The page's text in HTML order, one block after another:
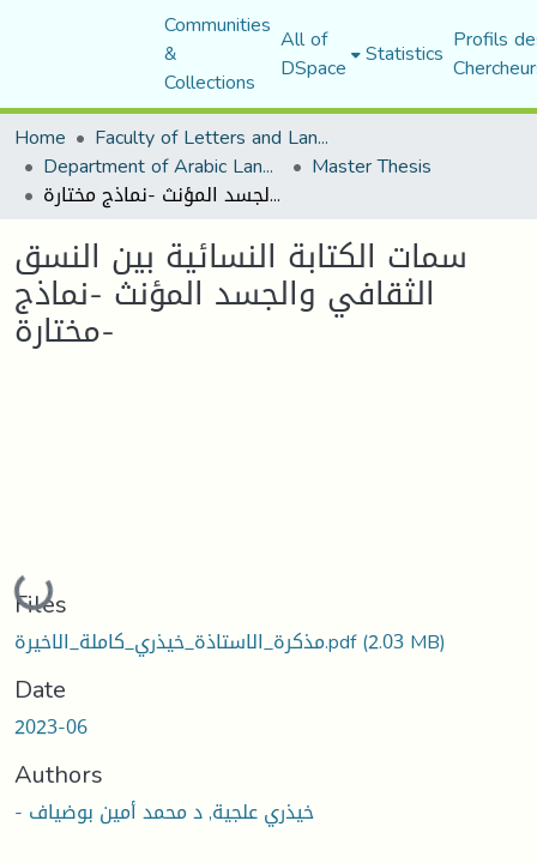
Communities
&
Collections
All of
DSpace Statistics Profils
Home
Faculty of Letters and Languages
Department of Arabic Language and Literature Master Thesis
سمات الكتابة النسائية بين النسق الثقافي والجسد المؤنث -نماذج مختارة-
سمات الكتابة النسائية بين النسق
الثقافي والجسد المؤنث -نماذج
مختارة-
Loading...
Files
مذكرة_الاستاذة_خيذري_كاملة_الاخيرة.pdf(2.03 MB)
Date
2023-06
Authors
- خيذري علجية, د محمد أمين بوضياف